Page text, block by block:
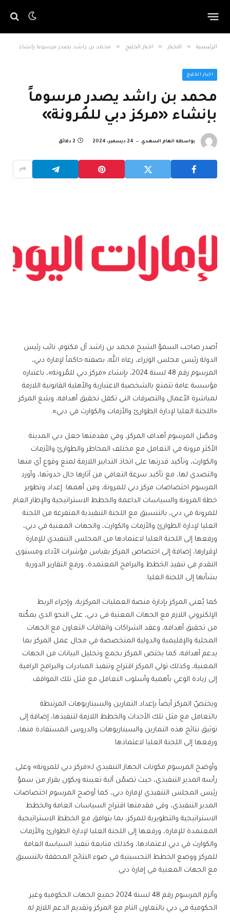
الرئيسية » الاخبار » اخبار الخليج » محمد بن راشد يصدر مرسوماً بإنشاء «مركز دبي للمُرونة»
اخبار الخليج
محمد بن راشد يصدر مرسوماً
بإنشاء «مركز دبي للمُرونة»
بواسطة الهام السعدي 24 ديسمبر، 2024 2 دقائق
أصدر صاحب السموّ الشيخ محمد بن راشد آل مكتوم، نائب رئيس
الدولة رئيس مجلس الوزراء، رعاه الله، بصفته حاكماً لإمارة دبي،
المرسوم رقم 48 لسنة 2024، بإنشاء «مركز دبي للمُرونة»، باعتباره
مؤسسة عامة تتمتع بالشخصية الاعتبارية والأهلية القانونية اللازمة
لمباشرة الأعمال والتصرفات التي تكفل تحقيق أهدافه، ويتبع المركز
«اللجنة العليا لإدارة الطوارئ والأزمات والكوارث في دبي».
وفصّل المرسوم أهداف المركز، وفي مقدمتها جعل دبي المدينة
الأكثر مرونة في التعامل مع مختلف المخاطر والطوارئ والأزمات
والكوارث، وتأكيد قدرتها على اتخاذ التدابير اللازمة لمنع وقوع أي منها
والتصدي لها، مع تأكيد سرعة التعافي من آثارها حال حدوثها، وأورد
المرسوم اختصاصات مركز دبي للمرونة، ومن أهمها: إعداد وتطوير
خطة المرونة والسياسات الداعمة والخطط الاستراتيجية والإطار العام
للمرونة في دبي، بالتنسيق مع اللجنة التنفيذية المتفرعة من اللجنة
العليا لإدارة الطوارئ والأزمات والكوارث، والجهات المعنية في دبي،
ورفعها إلى اللجنة العليا لاعتمادها من المجلس التنفيذي للإمارة
لإقرارها، إضافة إلى اختصاص المركز بقياس مؤشرات الأداء ومستوى
التقدم في تنفيذ الخطط والبرامج المعتمدة، ورفع التقارير الدورية
بشأنها إلى اللجنة العليا.
كما يُعنى المركز بإدارة منصة العمليات المركزية، وإجراء الربط
الإلكتروني اللازم مع الجهات المعنية في دبي، على النحو الذي يمكّنه
من تحقيق أهدافه، وعقد الشراكات واتفاقات التعاون مع الجهات
المحلية والإقليمية والدولية المتخصصة في مجال عمل المركز بما
يدعم أهدافه، كما يختص المركز بجمع وتحليل البيانات من الجهات
المعنية، وكذلك تولي المركز اقتراح وتنفيذ المبادرات والبرامج الرامية
إلى زيادة الوعي بأهمية وأسلوب التعامل مع مثل تلك المواقف.
ويختصّ المركز أيضاً بإعداد التمارين والسيناريوهات المرتبطة
بالتعامل مع مثل تلك الأحداث والخطط اللازمة لتنفيذها، إضافة إلى
توثيق نتائج هذه التمارين والسيناريوهات والدروس المستفادة منها،
ورفعها إلى اللجنة العليا لاعتمادها.
وأوضح المرسوم مكونات الجهاز التنفيذي لـ«مركز دبي للمرونة» وعلى
رأسه المدير التنفيذي، حيث تضمّن آلية تعيينه ويكون بقرار من سموّ
رئيس المجلس التنفيذي لإمارة دبي، كما أوضح المرسوم اختصاصات
المدير التنفيذي، وفي مقدمتها اقتراح السياسات العامة والخطط
الاستراتيجية والتطويرية للمركز، بما يتوافق مع الخطط الاستراتيجية
المعتمدة للإمارة، ورفعها إلى اللجنة العليا لإدارة الطوارئ والأزمات
والكوارث في دبي لاعتمادها، وكذلك متابعة تنفيذ السياسة العامة
للمركز ووضع الخطط التحسينية في ضوء النتائج المحققة بالتنسيق
مع الجهات المعنية في إمارة دبي.
وألزم المرسوم رقم 48 لسنة 2024 جميع الجهات الحكومية وغير
الحكومية في دبي بالتعاون التام مع المركز وتقديم الدعم اللازم له.